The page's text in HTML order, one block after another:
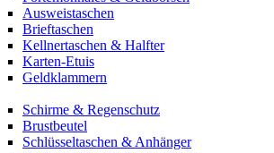
Ausweistaschen
Brieftaschen
Kellnertaschen & Halfter
Karten-Etuis
Geldklammern
Schirme & Regenschutz
Brustbeutel
Schlüsseltaschen & Anhänger